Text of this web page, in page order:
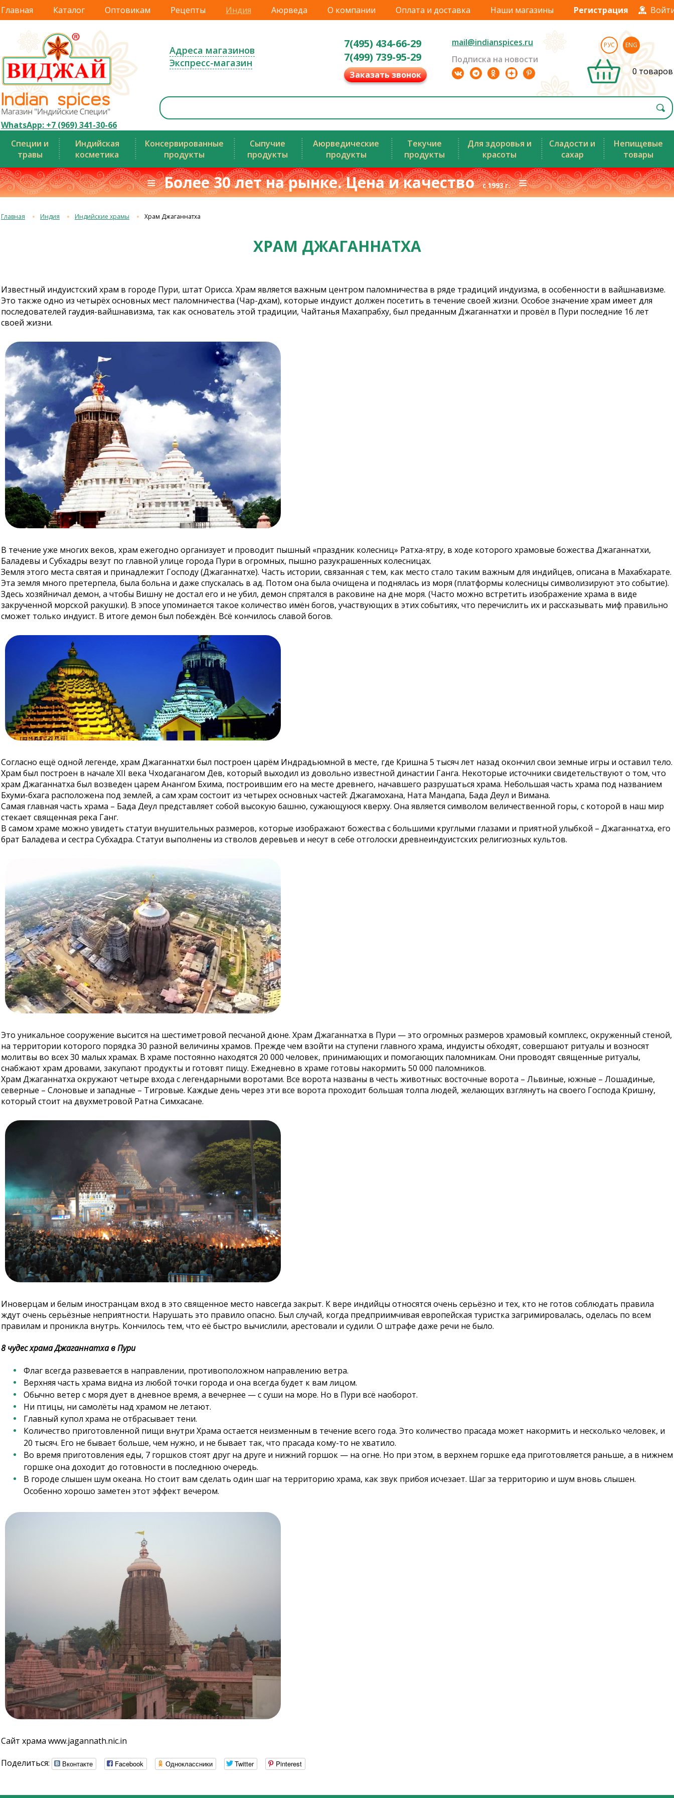
Главная Каталог Оптовикам Рецепты Индия Аюрведа О компании Оплата и доставка Наши магазины Регистрация
WhatsApp: +7 (969) 341-30-66
Адреса магазинов
Экспресс-магазин
7(495) 434-66-29
7(499) 739-95-29
Заказать звонок
mail@indianspices.ru
Подписка на новости
РУС ENG
0 товаров
Специи и
травы
Индийская
косметика
Консервированные
продукты
Сыпучие
продукты
Аюрведические
продукты
Текучие
продукты
Для здоровья и
красоты
Сладости и
сахар
Непищевые
товары
≡ Более 30 лет на рынке. Цена и качествос 1993 г.≡
Главная Индия Индийские храмы Храм Джаганнатха
ХРАМ ДЖАГАННАТХА
Известный индуистский храм в городе Пури, штат Орисса. Храм является важным центром паломничества в ряде традиций индуизма, в особенности в вайшнавизме.
Это также одно из четырёх основных мест паломничества (Чар-дхам), которые индуист должен посетить в течение своей жизни. Особое значение храм имеет для
последователей гаудия-вайшнавизма, так как основатель этой традиции, Чайтанья Махапрабху, был преданным Джаганнатхи и провёл в Пури последние 16 лет
своей жизни.
В течение уже многих веков, храм ежегодно организует и проводит пышный «праздник колесниц» Ратха-ятру, в ходе которого храмовые божества Джаганнатхи,
Баладевы и Субхадры везут по главной улице города Пури в огромных, пышно разукрашенных колесницах.
Земля этого места святая и принадлежит Господу (Джаганнатхе). Часть истории, связанная с тем, как место стало таким важным для индийцев, описана в Махабхарате.
Эта земля много претерпела, была больна и даже спускалась в ад. Потом она была очищена и поднялась из моря (платформы колесницы символизируют это событие).
Здесь хозяйничал демон, а чтобы Вишну не достал его и не убил, демон спрятался в раковине на дне моря. (Часто можно встретить изображение храма в виде
закрученной морской ракушки). В эпосе упоминается такое количество имён богов, участвующих в этих событиях, что перечислить их и рассказывать миф правильно
сможет только индуист. В итоге демон был побеждён. Всё кончилось славой богов.
Согласно ещё одной легенде, храм Джаганнатхи был построен царём Индрадьюмной в месте, где Кришна 5 тысяч лет назад окончил свои земные игры и оставил тело.
Храм был построен в начале XII века Чходаганагом Дев, который выходил из довольно известной династии Ганга. Некоторые источники свидетельствуют о том, что
храм Джаганнатха был возведен царем Анангом Бхима, построившим его на месте древнего, начавшего разрушаться храма. Небольшая часть храма под названием
Бхуми-бхага расположена под землей, а сам храм состоит из четырех основных частей: Джагамохана, Ната Мандапа, Бада Деул и Вимана.
Самая главная часть храма – Бада Деул представляет собой высокую башню, сужающуюся кверху. Она является символом величественной горы, с которой в наш мир
стекает священная река Ганг.
В самом храме можно увидеть статуи внушительных размеров, которые изображают божества с большими круглыми глазами и приятной улыбкой – Джаганнатха, его
брат Баладева и сестра Субхадра. Статуи выполнены из стволов деревьев и несут в себе отголоски древнеиндуистских религиозных культов.
Это уникальное сооружение высится на шестиметровой песчаной дюне. Храм Джаганнатха в Пури — это огромных размеров храмовый комплекс, окруженный стеной,
на территории которого порядка 30 разной величины храмов. Прежде чем взойти на ступени главного храма, индуисты обходят, совершают ритуалы и возносят
молитвы во всех 30 малых храмах. В храме постоянно находятся 20 000 человек, принимающих и помогающих паломникам. Они проводят священные ритуалы,
снабжают храм дровами, закупают продукты и готовят пищу. Ежедневно в храме готовы накормить 50 000 паломников.
Храм Джаганнатха окружают четыре входа с легендарными воротами. Все ворота названы в честь животных: восточные ворота – Львиные, южные – Лошадиные,
северные – Слоновые и западные – Тигровые. Каждые день через эти все ворота проходит большая толпа людей, желающих взглянуть на своего Господа Кришну,
который стоит на двухметровой Ратна Симхасане.
Иноверцам и белым иностранцам вход в это священное место навсегда закрыт. К вере индийцы относятся очень серьёзно и тех, кто не готов соблюдать правила
ждут очень серьёзные неприятности. Нарушать это правило опасно. Был случай, когда предприимчивая европейская туристка загримировалась, оделась по всем
правилам и проникла внутрь. Кончилось тем, что её быстро вычислили, арестовали и судили. О штрафе даже речи не было.
8 чудес храма Джаганнатха в Пури
Флаг всегда развевается в направлении, противоположном направлению ветра.
Верхняя часть храма видна из любой точки города и она всегда будет к вам лицом.
Обычно ветер с моря дует в дневное время, а вечернее — с суши на море. Но в Пури всё наоборот.
Ни птицы, ни самолёты над храмом не летают.
Главный купол храма не отбрасывает тени.
Количество приготовленной пищи внутри Храма остается неизменным в течение всего года. Это количество прасада может накормить и несколько человек, и
20 тысяч. Его не бывает больше, чем нужно, и не бывает так, что прасада кому-то не хватило.
Во время приготовления еды, 7 горшков стоят друг на друге и нижний горшок — на огне. Но при этом, в верхнем горшке еда приготовляется раньше, а в нижнем
горшке она доходит до готовности в последнюю очередь.
В городе слышен шум океана. Но стоит вам сделать один шаг на территорию храма, как звук прибоя исчезает. Шаг за территорию и шум вновь слышен.
Особенно хорошо заметен этот эффект вечером.
Сайт храма www.jagannath.nic.in
Поделиться:
Вконтакте Facebook Одноклассники Twitter Pinterest